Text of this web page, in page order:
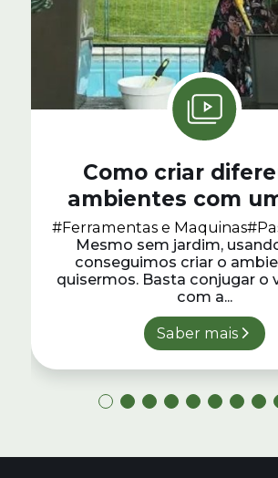
Como criar
ambientes com
#Ferramentas e Maquinas
Mesmo sem jardim,
conseguimos criar o
quisermos. Basta conjugar o
com a...
Saber mais